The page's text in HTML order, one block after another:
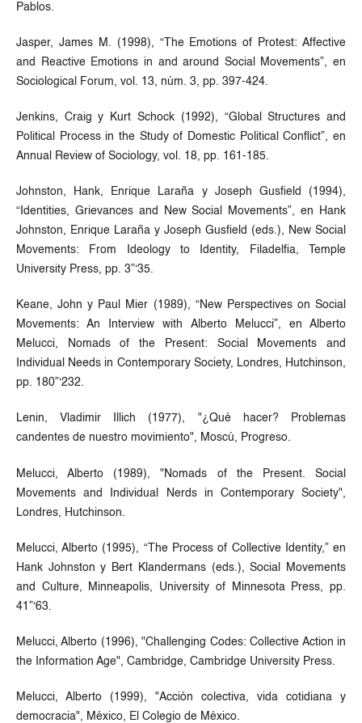
Pablos.
Jasper, James M. (1998), “The Emotions of Protest: Affective
and Reactive Emotions in and around Social Movements”, en
Sociological Forum, vol. 13, núm. 3, pp. 397-424.
Jenkins, Craig y Kurt Schock (1992), “Global Structures and
Political Process in the Study of Domestic Political Conflict”, en
Annual Review of Sociology, vol. 18, pp. 161-185.
Johnston, Hank, Enrique Laraña y Joseph Gusfield (1994),
“Identities, Grievances and New Social Movements”, en Hank
Johnston, Enrique Laraña y Joseph Gusfield (eds.), New Social
Movements: From Ideology to Identity, Filadelfia, Temple
University Press, pp. 3”‘35.
Keane, John y Paul Mier (1989), “New Perspectives on Social
Movements: An Interview with Alberto Melucci”, en Alberto
Melucci, Nomads of the Present: Social Movements and
Individual Needs in Contemporary Society, Londres, Hutchinson,
pp. 180”‘232.
Lenin, Vladimir Illich (1977), "¿Qué hacer? Problemas
candentes de nuestro movimiento", Moscú, Progreso.
Melucci, Alberto (1989), "Nomads of the Present. Social
Movements and Individual Nerds in Contemporary Society",
Londres, Hutchinson.
Melucci, Alberto (1995), “The Process of Collective Identity,” en
Hank Johnston y Bert Klandermans (eds.), Social Movements
and Culture, Minneapolis, University of Minnesota Press, pp.
41”‘63.
Melucci, Alberto (1996), "Challenging Codes: Collective Action in
the Information Age", Cambridge, Cambridge University Press.
Melucci, Alberto (1999), "Acción colectiva, vida cotidiana y
democracia", México, El Colegio de México.